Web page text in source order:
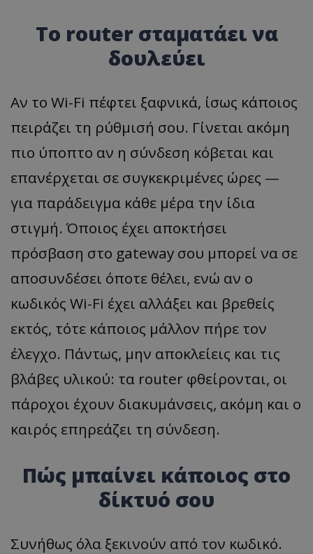
Το router σταματάει να
δουλεύει
Αν το Wi-Fi πέφτει ξαφνικά, ίσως κάποιος
πειράζει τη ρύθμισή σου. Γίνεται ακόμη
πιο ύποπτο αν η σύνδεση κόβεται και
επανέρχεται σε συγκεκριμένες ώρες —
για παράδειγμα κάθε μέρα την ίδια
στιγμή. Όποιος έχει αποκτήσει
πρόσβαση στο gateway σου μπορεί να σε
αποσυνδέσει όποτε θέλει, ενώ αν ο
κωδικός Wi-Fi έχει αλλάξει και βρεθείς
εκτός, τότε κάποιος μάλλον πήρε τον
έλεγχο. Πάντως, μην αποκλείεις και τις
βλάβες υλικού: τα router φθείρονται, οι
πάροχοι έχουν διακυμάνσεις, ακόμη και ο
καιρός επηρεάζει τη σύνδεση.
Πώς μπαίνει κάποιος στο
δίκτυό σου
Συνήθως όλα ξεκινούν από τον κωδικό.